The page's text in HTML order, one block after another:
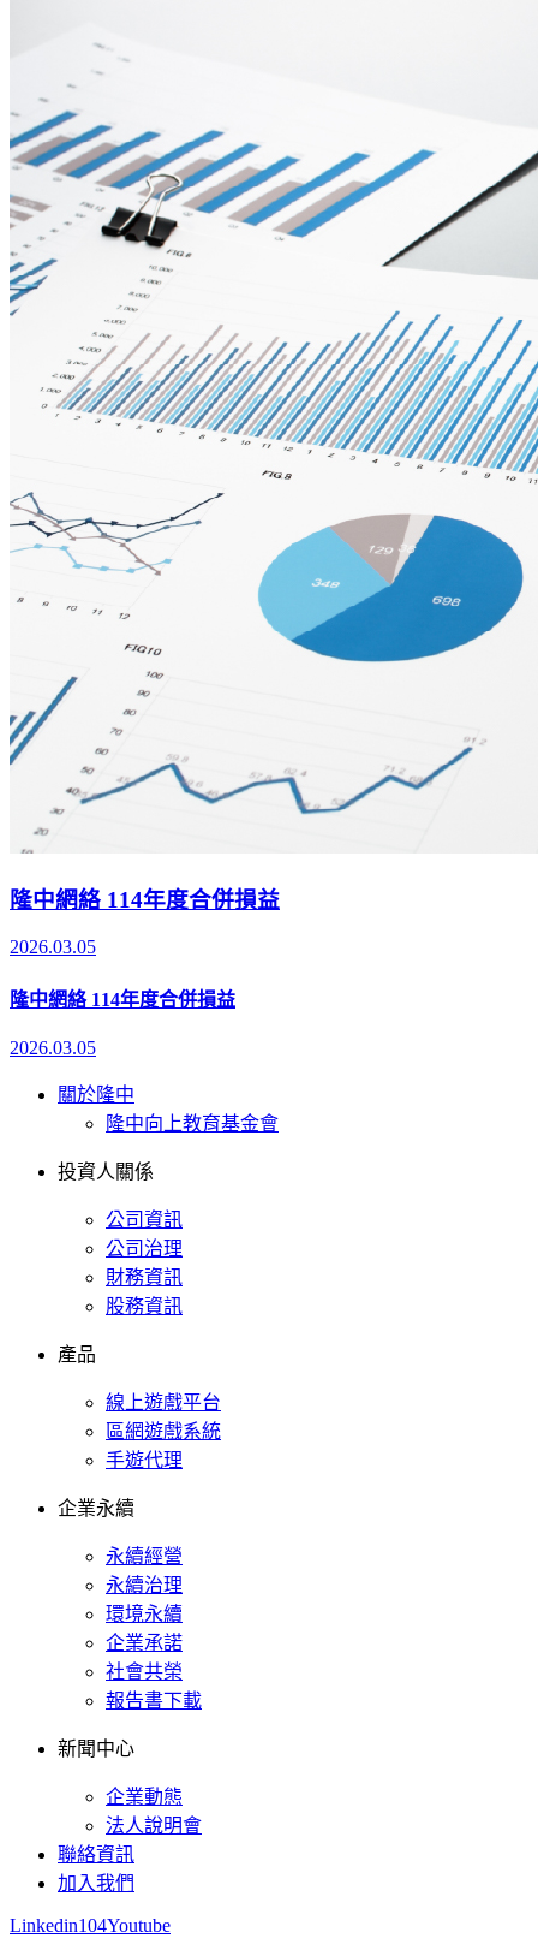
隆中網絡 114年度合併損益
2026.03.05
隆中網絡 114年度合併損益
2026.03.05
關於隆中
隆中向上教育基金會
投資人關係
公司資訊
公司治理
財務資訊
股務資訊
產品
線上遊戲平台
區網遊戲系統
手遊代理
企業永續
永續經營
永續治理
環境永續
企業承諾
社會共榮
報告書下載
新聞中心
企業動態
法人說明會
聯絡資訊
加入我們
Linkedin104Youtube